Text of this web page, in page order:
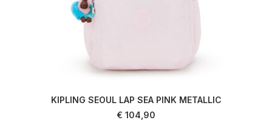
KIPLING SEOUL LAP SEA PINK METALLIC
€ 104,90